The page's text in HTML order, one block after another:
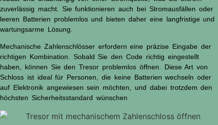
zuverlässig macht. Sie funktionieren auch bei Stromausfällen oder
leeren Batterien problemlos und bieten daher eine langfristige und
wartungsarme Lösung.
Mechanische Zahlenschlösser erfordern eine präzise Eingabe der
richtigen Kombination. Sobald Sie den Code richtig eingestellt
haben, können Sie den Tresor problemlos öffnen. Diese Art von
Schloss ist ideal für Personen, die keine Batterien wechseln oder
auf Elektronik angewiesen sein möchten, und dabei trotzdem den
höchsten Sicherheitsstandard wünschen